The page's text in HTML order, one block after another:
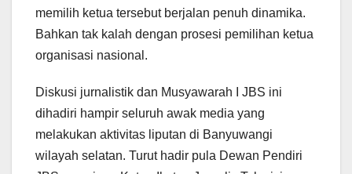
memilih ketua tersebut berjalan penuh dinamika.
Bahkan tak kalah dengan prosesi pemilihan ketua
organisasi nasional.
Diskusi jurnalistik dan Musyawarah I JBS ini
dihadiri hampir seluruh awak media yang
melakukan aktivitas liputan di Banyuwangi
wilayah selatan. Turut hadir pula Dewan Pendiri